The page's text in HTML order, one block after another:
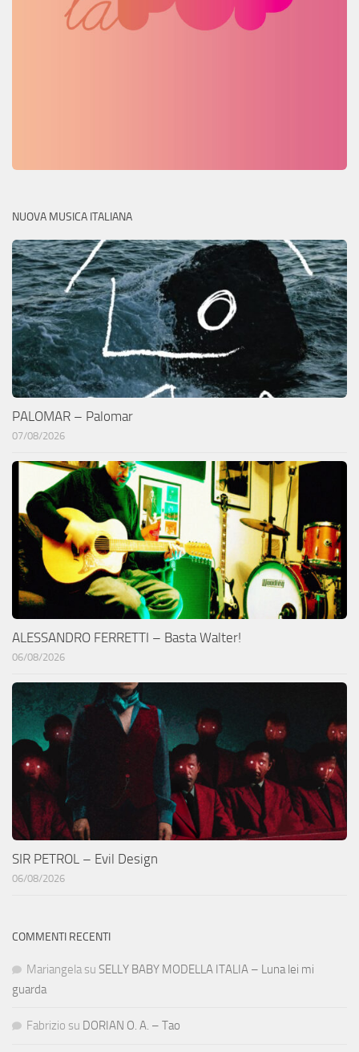
NUOVA MUSICA ITALIANA
PALOMAR – Palomar
07/08/2026
ALESSANDRO FERRETTI – Basta Walter!
06/08/2026
SIR PETROL – Evil Design
06/08/2026
COMMENTI RECENTI
Mariangela su SELLY BABY MODELLA ITALIA – Luna lei mi
guarda
Fabrizio su DORIAN O. A. – Tao